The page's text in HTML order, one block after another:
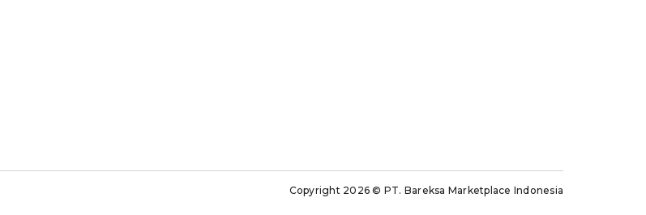
Copyright 2026© PT. Bareksa Marketplace Indonesia